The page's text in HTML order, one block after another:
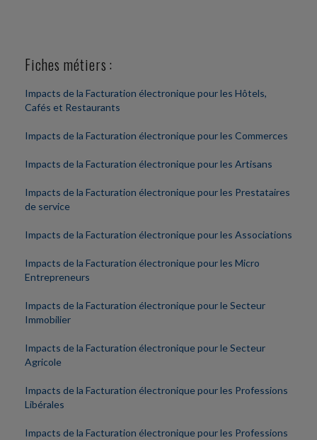
Fiches métiers :
Impacts de la Facturation électronique pour les Hôtels,
Cafés et Restaurants
Impacts de la Facturation électronique pour les Commerces
Impacts de la Facturation électronique pour les Artisans
Impacts de la Facturation électronique pour les Prestataires
de service
Impacts de la Facturation électronique pour les Associations
Impacts de la Facturation électronique pour les Micro
Entrepreneurs
Impacts de la Facturation électronique pour le Secteur
Immobilier
Impacts de la Facturation électronique pour le Secteur
Agricole
Impacts de la Facturation électronique pour les Professions
Libérales
Impacts de la Facturation électronique pour les Professions